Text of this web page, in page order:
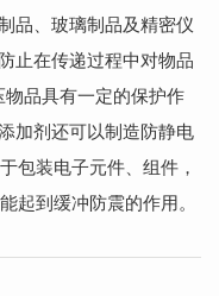
品、玻璃制品及精密仪
止在传递过程中对物品
品具有一定的保护作
加剂还可以制造防静电
包装电子元件、组件，
起到缓冲防震的作用。